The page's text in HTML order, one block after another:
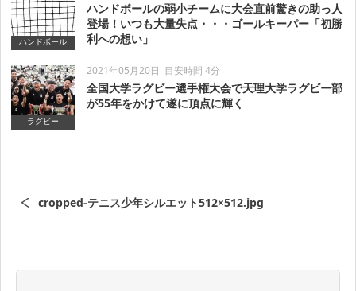
ハンドボール
ハンドボールの弱小チームに大会直前驚きの助っ人
登場！いつも大量失点・・・ゴールキーパー「初勝
利への想い」
ラグビー
2021年05月20日 目安時間 4分
全国大学ラグビー選手権大会で天理大学ラグビー部
が55年をかけて遂に頂点に輝く
cropped-テニス少年シルエット512×512.jpg